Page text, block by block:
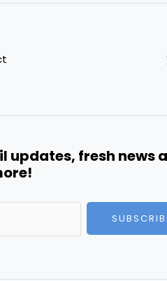
updates, fresh news
A
t